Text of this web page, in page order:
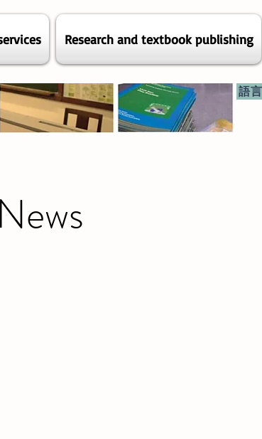
Research and textbook publishing
語